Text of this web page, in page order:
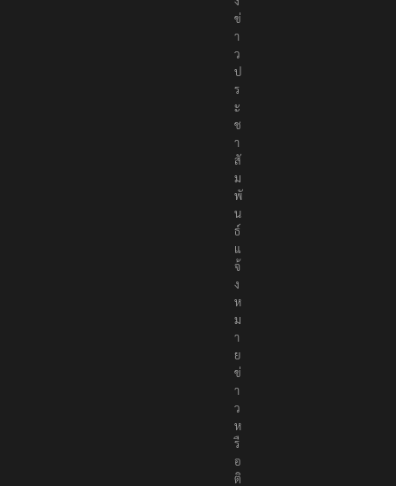
ข่
า
ว
ป
ร
ะ
ช
า
สั
ม
พั
น
ธ์
แ
จ้
ง
ห
ม
า
ย
ข่
า
ว
ห
รื
อ
ติ